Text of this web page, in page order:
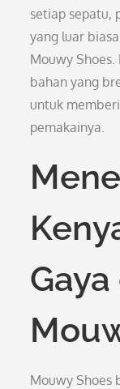
setiap sepatu,
yang luar
Mouwy
bahan yang
untuk
pemakainya.
Mouwy Shoes